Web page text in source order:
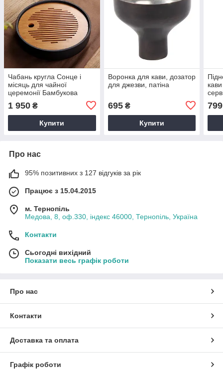
Чабань кругла Сонце і
місяць для чайної
церемонії Бамбукова
Чабаньстолик Чайна таця
Чайний піднос
1 950 ₴
Купити
Воронка для кави, дозатор
для джезви, патіна
695₴
Купити
799
Про нас
95% позитивних з 127 відгуків за рік
Працює з 15.04.2015
м. Тернопіль
Медова, 8, оф.330, індекс 46000, Тернопіль, Україна
Контакти
Сьогодні вихідний
Показати весь графік роботи
Про нас
Контакти
Доставка та оплата
Графік роботи